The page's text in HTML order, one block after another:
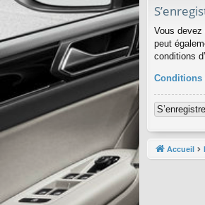
Vous devez
peut
conditions
Conditions
Accueil